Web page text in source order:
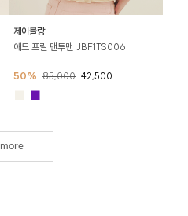
제이블랑
애드 프릴 맨투맨 JBF1TS006
50% 85,000 42,500
■
more